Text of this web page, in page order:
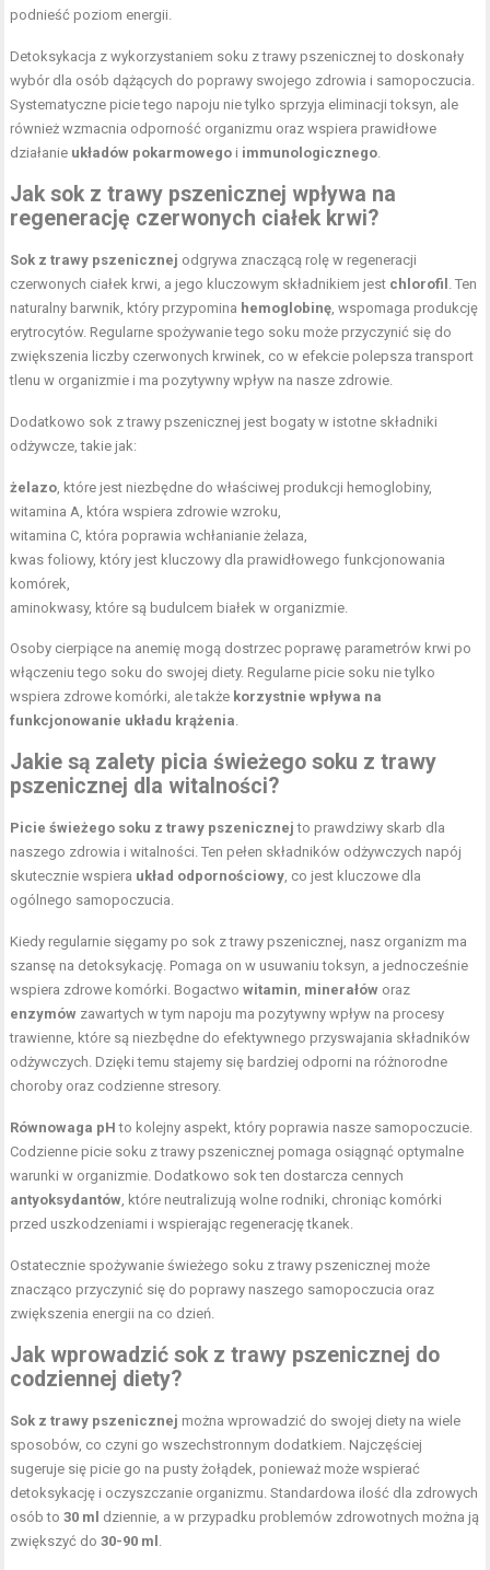
podnieść poziom energii.
Detoksykacja z wykorzystaniem soku z trawy pszenicznej to doskonały
wybór dla osób dążących do poprawy swojego zdrowia i samopoczucia.
Systematyczne picie tego napoju nie tylko sprzyja eliminacji toksyn, ale
również wzmacnia odporność organizmu oraz wspiera prawidłowe
działanie układów pokarmowego i immunologicznego
Jak sok z trawy pszenicznej wpływa na
regenerację czerwonych ciałek krwi?
Sok z trawy pszenicznej odgrywa znaczącą rolę w regeneracji
czerwonych ciałek krwi, a jego kluczowym składnikiem jest chlorofil
. Ten
naturalny barwnik, który przypomina hemoglobinę , wspomaga produkcję
erytrocytów. Regularne spożywanie tego soku może przyczynić się do
zwiększenia liczby czerwonych krwinek, co w efekcie polepsza transport
tlenu w organizmie i ma pozytywny wpływ na nasze zdrowie.
Dodatkowo sok z trawy pszenicznej jest bogaty w istotne składniki
odżywcze, takie jak:
żelazo , które jest niezbędne do właściwej produkcji hemoglobiny,
witamina A, która wspiera zdrowie wzroku,
witamina C, która poprawia wchłanianie żelaza,
kwas foliowy, który jest kluczowy dla prawidłowego funkcjonowania
komórek,
aminokwasy, które są budulcem białek w organizmie.
Osoby cierpiące na anemię mogą dostrzec poprawę parametrów krwi po
włączeniu tego soku do swojej diety. Regularne picie soku nie tylko
wspiera zdrowe komórki, ale także korzystnie wpływa na
funkcjonowanie układu krążenia
Jakie są zalety picia świeżego soku z trawy
pszenicznej dla witalności?
Picie świeżego soku z trawy pszenicznej to prawdziwy skarb dla
naszego zdrowia i witalności. Ten pełen składników odżywczych napój
skutecznie wspiera układ odpornościowy , co jest kluczowe dla
ogólnego samopoczucia.
Kiedy regularnie sięgamy po sok z trawy pszenicznej, nasz organizm ma
szansę na detoksykację. Pomaga on w usuwaniu toksyn, a jednocześnie
wspiera zdrowe komórki. Bogactwowitamin minerałów oraz
enzymów zawartych w tym napoju ma pozytywny wpływ na procesy
trawienne, które są niezbędne do efektywnego przyswajania składników
odżywczych. Dzięki temu stajemy się bardziej odporni na różnorodne
choroby oraz codzienne stresory.
Równowaga pH to kolejny aspekt, który poprawia nasze samopoczucie.
Codzienne picie soku z trawy pszenicznej pomaga osiągnąć optymalne
warunki w organizmie. Dodatkowo sok ten dostarcza cennych
antyoksydantów , które neutralizują wolne rodniki, chroniąc komórki
przed uszkodzeniami i wspierając regenerację tkanek.
Ostatecznie spożywanie świeżego soku z trawy pszenicznej może
znacząco przyczynić się do poprawy naszego samopoczucia oraz
zwiększenia energii na co dzień.
Jak wprowadzić sok z trawy pszenicznej do
codziennej diety?
Sok z trawy pszenicznej można wprowadzić do swojej diety na wiele
sposobów, co czyni go wszechstronnym dodatkiem. Najczęściej
sugeruje się picie go na pusty żołądek, ponieważ może wspierać
detoksykację i oczyszczanie organizmu. Standardowa ilość dla zdrowych
osób to30 ml dziennie, a w przypadku problemów zdrowotnych można ją
zwiększyć do30-90 ml